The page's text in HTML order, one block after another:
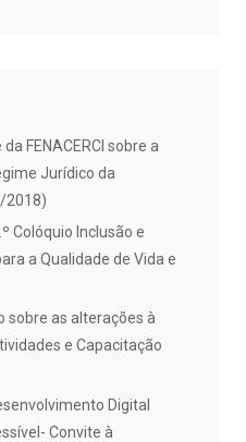
FENACERCI sobre a
Jurídico da
2018)
Colóquio Inclusão e
a Qualidade de Vida e
sobre as alterações à
e Capacitação
Digital
Convite à